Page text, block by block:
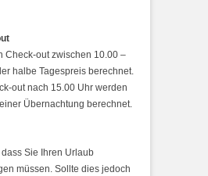
Check-out zwischen 10.00 –
halbe Tagespreis berechnet.
out nach 15.00 Uhr werden
Übernachtung berechnet.
Sie Ihren Urlaub
müssen. Sollte dies jedoch